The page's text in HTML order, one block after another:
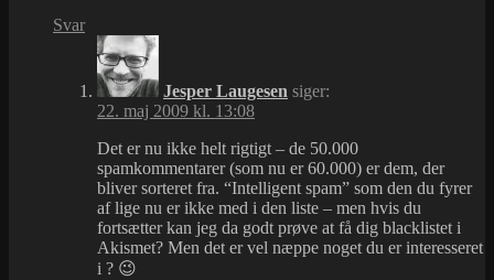
Svar
Jesper Laugesen siger:
22. maj 2009 kl. 13:08
Det er nu ikke helt rigtigt – de 50.000
spamkommentarer (som nu er 60.000) er dem, der
bliver sorteret fra. “Intelligent spam” som den du fyrer
af lige nu er ikke med i den liste – men hvis du
fortsætter kan jeg da godt prøve at få dig blacklistet i
Akismet? Men det er vel næppe noget du er interesseret
i ? 😉